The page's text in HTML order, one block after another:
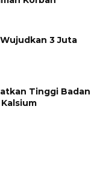
3 Juta
Tinggi Badan